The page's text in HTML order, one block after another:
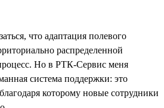
что адаптация полевого
распределенной
Но в РТК-Сервис меня
система поддержки: это
которому новые сотрудники